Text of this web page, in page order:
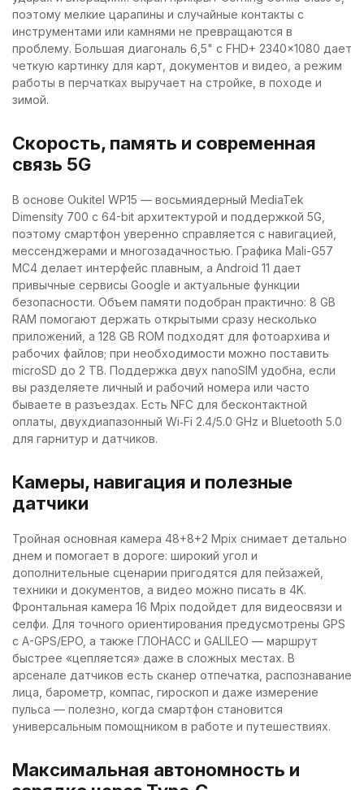
поэтому мелкие царапины и случайные контакты с
инструментами или камнями не превращаются в
проблему. Большая диагональ 6,5" с FHD+ 2340×1080 дает
четкую картинку для карт, документов и видео, а режим
работы в перчатках выручает на стройке, в походе и
зимой.
Скорость, память и современная
связь 5G
В основе Oukitel WP15 — восьмиядерный MediaTek
Dimensity 700 с 64-bit архитектурой и поддержкой 5G,
поэтому смартфон уверенно справляется с навигацией,
мессенджерами и многозадачностью. Графика Mali-G57
MC4 делает интерфейс плавным, а Android 11 дает
привычные сервисы Google и актуальные функции
безопасности. Объем памяти подобран практично: 8 GB
RAM помогают держать открытыми сразу несколько
приложений, а 128 GB ROM подходят для фотоархива и
рабочих файлов; при необходимости можно поставить
microSD до 2 TB. Поддержка двух nanoSIM удобна, если
вы разделяете личный и рабочий номера или часто
бываете в разъездах. Есть NFC для бесконтактной
оплаты, двухдиапазонный Wi‑Fi 2.4/5.0 GHz и Bluetooth 5.0
для гарнитур и датчиков.
Камеры, навигация и полезные
датчики
Тройная основная камера 48+8+2 Mpix снимает детально
днем и помогает в дороге: широкий угол и
дополнительные сценарии пригодятся для пейзажей,
техники и документов, а видео можно писать в 4K.
Фронтальная камера 16 Mpix подойдет для видеосвязи и
селфи. Для точного ориентирования предусмотрены GPS
с A-GPS/EPO, а также ГЛОНАСС и GALILEO — маршрут
быстрее «цепляется» даже в сложных местах. В
арсенале датчиков есть сканер отпечатка, распознавание
лица, барометр, компас, гироскоп и даже измерение
пульса — полезно, когда смартфон становится
универсальным помощником в работе и путешествиях.
Максимальная автономность и